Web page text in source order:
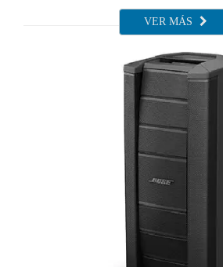
VER MÁS